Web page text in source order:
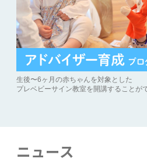
生後〜6ヶ月の赤ちゃんを対象とした
プレベビーサイン教室を開講することが
ニュース